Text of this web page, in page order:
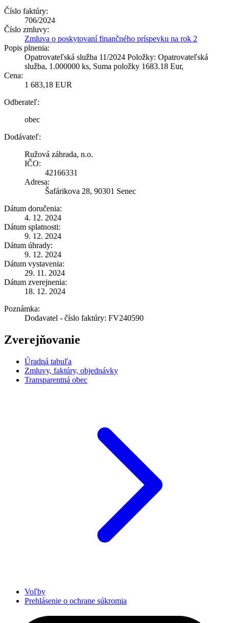
Číslo faktúry:
706/2024
Číslo zmluvy:
Zmluva o poskytovaní finančného príspevku na rok 2
Popis plnenia:
Opatrovateľská služba 11/2024 Položky: Opatrovateľská
služba, 1.000000 ks, Suma položky 1683.18 Eur,
Cena:
1 683,18 EUR
Odberateľ:
obec
Dodávateľ:
Ružová záhrada, n.o.
IČO:
42166331
Adresa:
Šafárikova 28, 90301 Senec
Dátum doručenia:
4. 12. 2024
Dátum splatnosti:
9. 12. 2024
Dátum úhrady:
9. 12. 2024
Dátum vystavenia:
29. 11. 2024
Dátum zverejnenia:
18. 12. 2024
Poznámka:
Dodavatel - číslo faktúry: FV240590
Zverejňovanie
Úradná tabuľa
Zmluvy, faktúry, objednávky
Transparentná obec
Voľby
Prehlásenie o ochrane súkromia